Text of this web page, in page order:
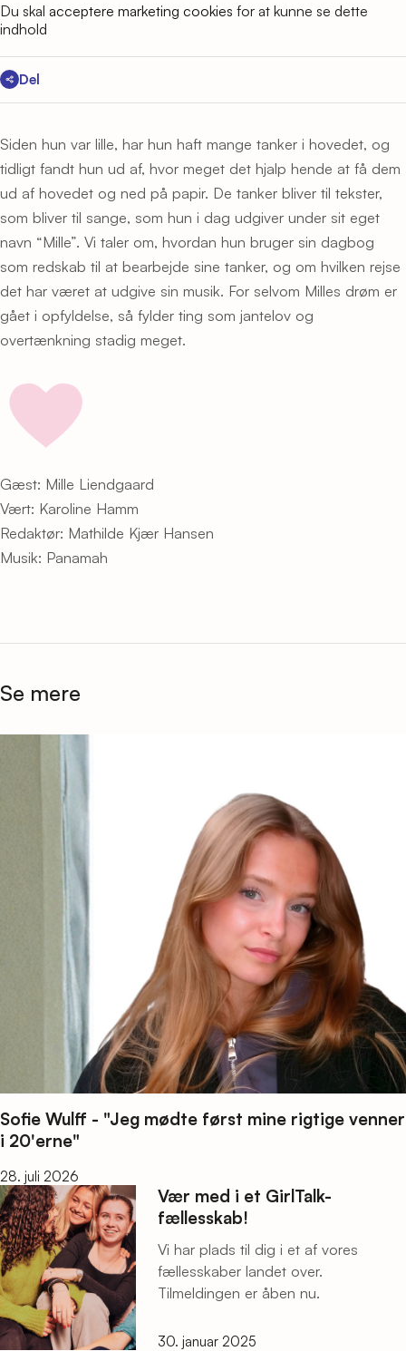
Du skal acceptere marketing cookies for at kunne se dette
indhold
Del
Siden hun var lille, har hun haft mange tanker i hovedet, og
tidligt fandt hun ud af, hvor meget det hjalp hende at få dem
ud af hovedet og ned på papir. De tanker bliver til tekster,
som bliver til sange, som hun i dag udgiver under sit eget
navn “Mille”. Vi taler om, hvordan hun bruger sin dagbog
som redskab til at bearbejde sine tanker, og om hvilken rejse
det har været at udgive sin musik. For selvom Milles drøm er
gået i opfyldelse, så fylder ting som jantelov og
overtænkning stadig meget.
Gæst: Mille Liendgaard
Vært: Karoline Hamm
Redaktør: Mathilde Kjær Hansen
Musik: Panamah
Se mere
Sofie Wulff - "Jeg mødte først mine rigtige venner
i 20'erne"
28. juli 2026
Vær med i et GirlTalk-
fællesskab!
Vi har plads til dig i et af vores
fællesskaber landet over.
Tilmeldingen er åben nu.
30. januar 2025